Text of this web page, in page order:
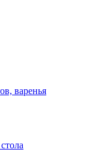
варенья